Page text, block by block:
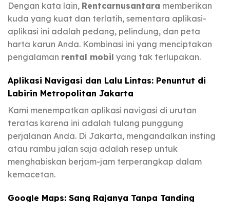
Dengan kata lain, Rentcarnusantara memberikan
kuda yang kuat dan terlatih, sementara aplikasi-
aplikasi ini adalah pedang, pelindung, dan peta
harta karun Anda. Kombinasi ini yang menciptakan
pengalaman rental mobil yang tak terlupakan.
Aplikasi Navigasi dan Lalu Lintas: Penuntut di
Labirin Metropolitan Jakarta
Kami menempatkan aplikasi navigasi di urutan
teratas karena ini adalah tulang punggung
perjalanan Anda. Di Jakarta, mengandalkan insting
atau rambu jalan saja adalah resep untuk
menghabiskan berjam-jam terperangkap dalam
kemacetan.
Google Maps: Sang Rajanya Tanpa Tanding